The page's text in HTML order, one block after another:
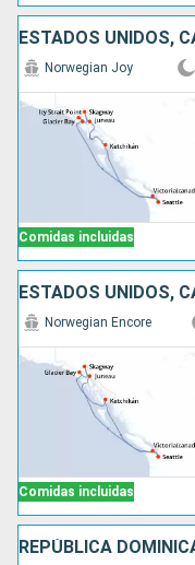
ESTADOS UNIDOS,
Comidas incluidas
Norwegian Joy
ESTADOS UNIDOS,
Comidas incluidas
Norwegian Encore